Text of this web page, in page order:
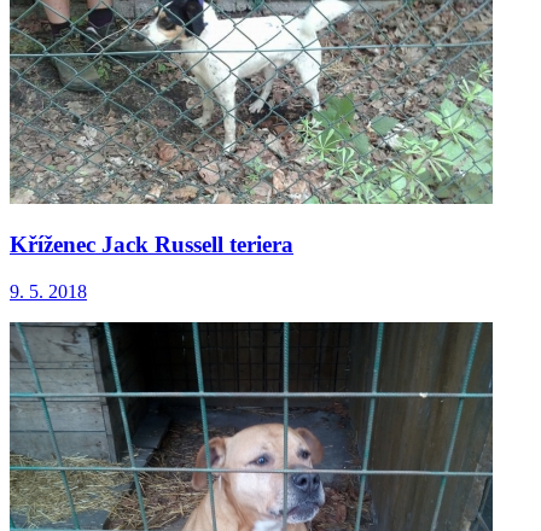
Kříženec Jack Russell teriera
9. 5. 2018